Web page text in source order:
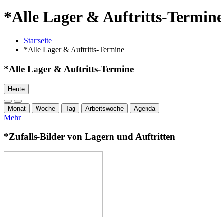
*Alle Lager & Auftritts-
Startseite
*Alle Lager & Auftritts-Termine
*Alle Lager & Auftritts-Termine
Heute
Monat Woche Tag Arbeitswoche Agenda
Mehr
*Zufalls-Bilder von Lagern und Auftritten